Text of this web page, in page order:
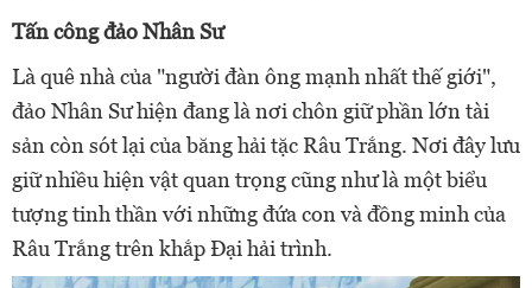
Tấn công đảo Nhân Sư
Là quê nhà của "người đàn ông mạnh nhất thế giới",
đảo Nhân Sư hiện đang là nơi chôn giữ phần lớn tài
sản còn sót lại của băng hải tặc Râu Trắng. Nơi đây lưu
giữ nhiều hiện vật quan trọng cũng như là một biểu
tượng tinh thần với những đứa con và đồng minh của
Râu Trắng trên khắp Đại hải trình.